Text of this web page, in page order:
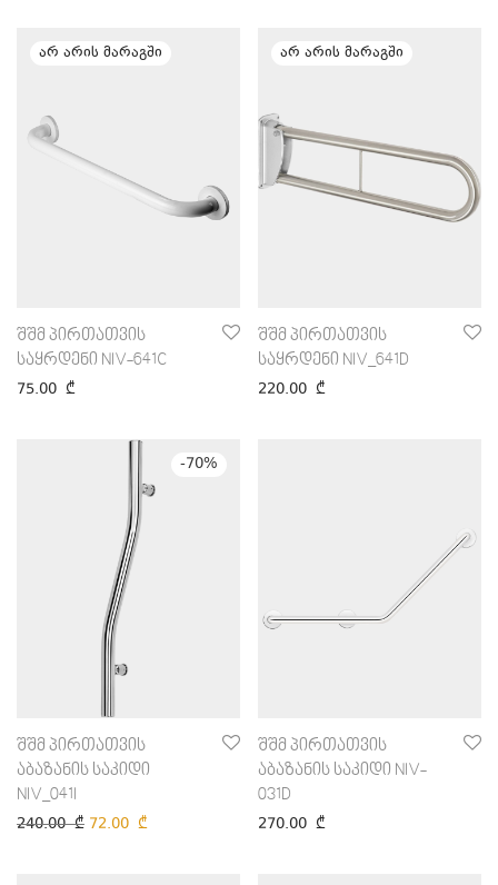
შშმ პირთათვის
საყრდენი NIV-641C
75.00 ₾
შშმ პირთათვის
საყრდენი NIV_641D
220.00 ₾
-70%
შშმ პირთათვის
აბაზანის საკიდი
NIV_041I
240.00₾ 72.00 ₾
შშმ პირთათვის
აბაზანის საკიდი NIV-
031D
270.00 ₾